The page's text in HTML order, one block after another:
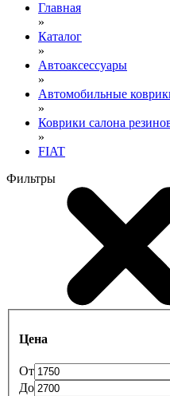
Главная
»
Каталог
»
Автоаксессуары
»
Автомобильные
»
Коврики салона
»
FIAT
Фильтры
Цена
От
До